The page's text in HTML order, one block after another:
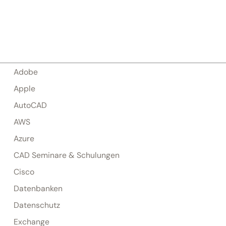
Adobe
Apple
AutoCAD
AWS
Azure
CAD Seminare & Schulungen
Cisco
Datenbanken
Datenschutz
Exchange